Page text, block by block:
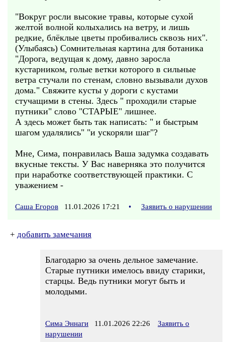
"Вокруг росли высокие травы, которые сухой
желтой волной колыхались на ветру, и лишь
редкие, блёклые цветы пробивались сквозь них".
(Улыбаясь) Сомнительная картина для ботаника
"Дорога, ведущая к дому, давно заросла
кустарником, голые ветки которого в сильные
ветра стучали по стенам, словно вызывали духов
дома." Свяжите кусты у дороги с кустами
стучащими в стены. Здесь " проходили старые
путники" слово "СТАРЫЕ" лишнее.
А здесь может быть так написать: " и быстрым
шагом удалялись" "и ускоряли шаг"?
Мне, Сима, понравилась Ваша задумка создавать
вкусные тексты. У Вас наверняка это получится
при наработке соответствующей практики. С
уважением -
Саша Егоров 11.01.2026 17:21 • Заявить о нарушении
+ добавить замечания
Благодарю за очень дельное замечание.
Старые путники имелось ввиду старики,
старцы. Ведь путники могут быть и
молодыми.
Сима Эннаги 11.01.2026 22:26
Заявить о
нарушении